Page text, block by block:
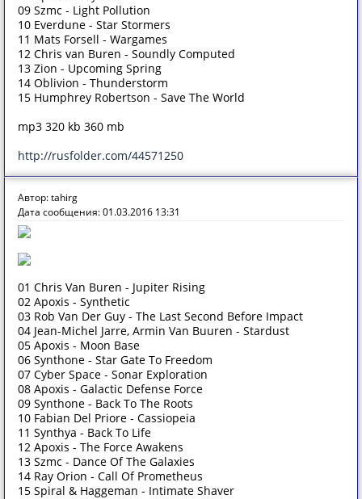
09 Szmc - Light Pollution
10 Everdune - Star Stormers
11 Mats Forsell - Wargames
12 Chris van Buren - Soundly Computed
13 Zion - Upcoming Spring
14 Oblivion - Thunderstorm
15 Humphrey Robertson - Save The World
mp3 320 kb 360 mb
http://rusfolder.com/44571250
Автор: tahirg
Дата сообщения: 01.03.2016 13:31
01 Chris Van Buren - Jupiter Rising
02 Apoxis - Synthetic
03 Rob Van Der Guy - The Last Second Before Impact
04 Jean-Michel Jarre, Armin Van Buuren - Stardust
05 Apoxis - Moon Base
06 Synthone - Star Gate To Freedom
07 Cyber Space - Sonar Exploration
08 Apoxis - Galactic Defense Force
09 Synthone - Back To The Roots
10 Fabian Del Priore - Cassiopeia
11 Synthya - Back To Life
12 Apoxis - The Force Awakens
13 Szmc - Dance Of The Galaxies
14 Ray Orion - Call Of Prometheus
15 Spiral & Haggeman - Intimate Shaver